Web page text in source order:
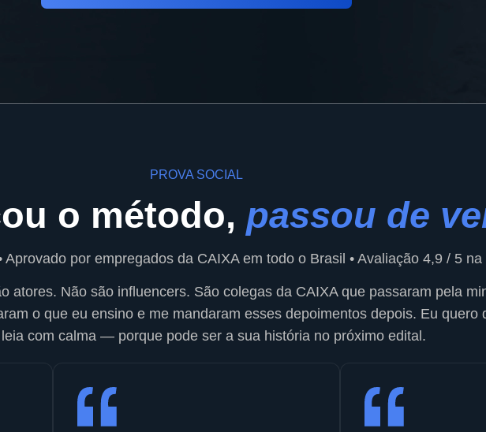
PROVA SOCIAL
o método, passou de
Aprovado por empregados da CAIXA em todo o Brasil • Avaliação 4,9 / 5
atores. Não são influencers. São colegas da CAIXA que passaram pela
o que eu ensino e me mandaram esses depoimentos depois. Eu quero
com calma — porque pode ser a sua história no próximo edital.